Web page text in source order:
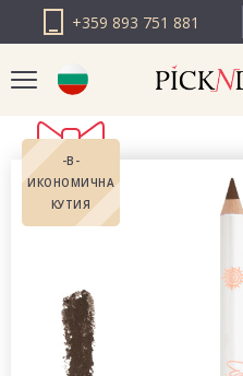
+359 893 751 881
PICK N DAZZLE
РУМЪНИЯ
-В-
ИКОНОМИЧНА
КУТИЯ